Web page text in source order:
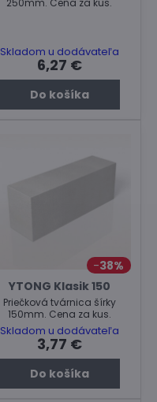
Skladom u dodávateľa
6,27 €
Do košíka
38%
YTONG Klasik 150
Priečková tvárnica šírky
150mm. Cena za kus.
Skladom u dodávateľa
3,77 €
Do košíka